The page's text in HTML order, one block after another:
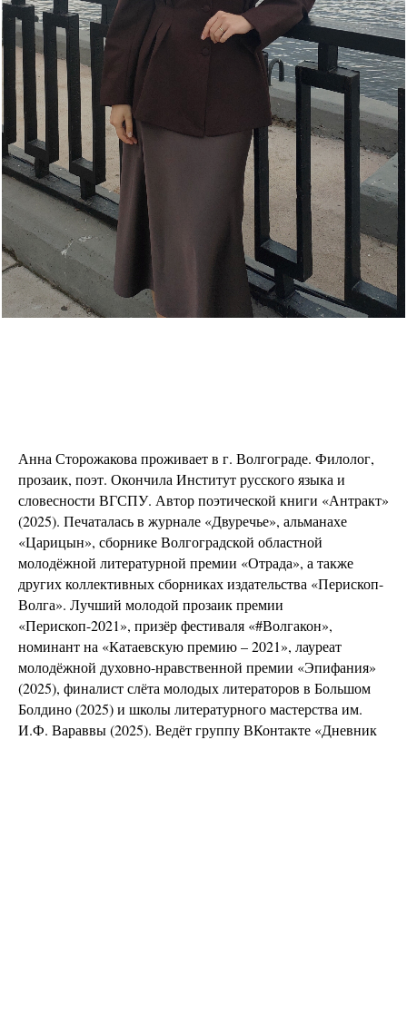
Анна Сторожакова проживает в г. Волгограде. Филолог,
прозаик, поэт. Окончила Институт русского языка и
словесности ВГСПУ. Автор поэтической книги «Антракт»
(2025). Печаталась в журнале «Двуречье», альманахе
«Царицын», сборнике Волгоградской областной
молодёжной литературной премии «Отрада», а также
других коллективных сборниках издательства «Перископ-
Волга». Лучший молодой прозаик премии
«Перископ-2021», призёр фестиваля «#Волгакон»,
номинант на «Катаевскую премию – 2021», лауреат
молодёжной духовно-нравственной премии «Эпифания»
(2025), финалист слёта молодых литераторов в Большом
Болдино (2025) и школы литературного мастерства им.
И.Ф. Вараввы (2025). Ведёт группу ВКонтакте «Дневник